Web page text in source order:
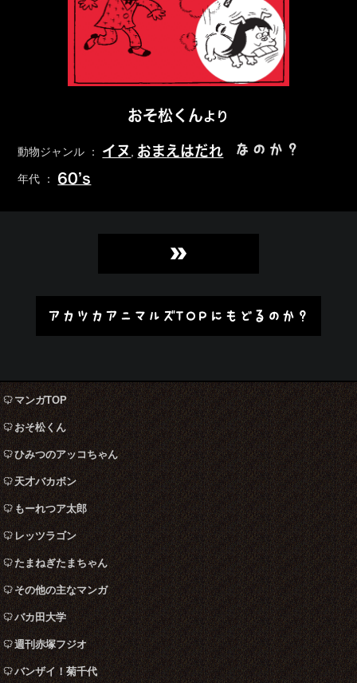
おそ松くんより
動物ジャンル ： イヌ おまえはだれ なのか？
年代 ： 60’s
»
アカツカアニマルズTOPにもどるのか？
マンガTOP
おそ松くん
ひみつのアッコちゃん
天才バカボン
もーれつア太郎
レッツラゴン
たまねぎたまちゃん
その他の主なマンガ
バカ田大学
週刊赤塚フジオ
バンザイ！菊千代